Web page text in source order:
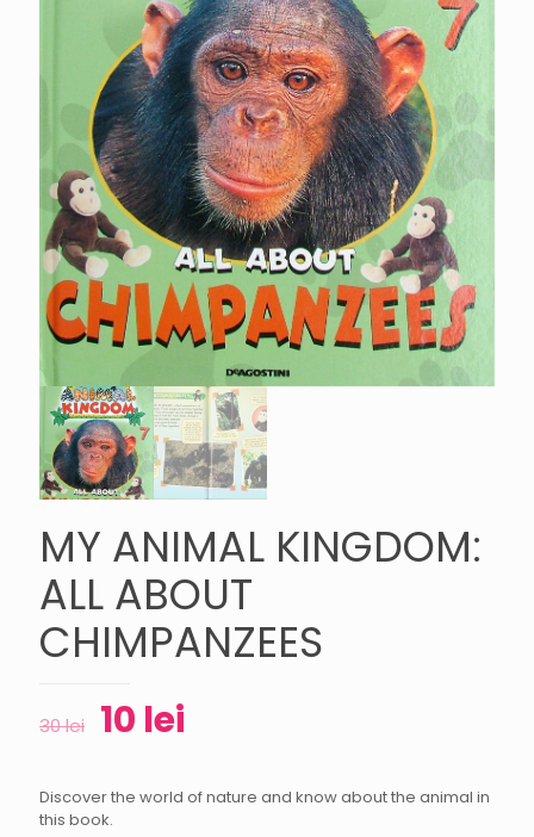
MY ANIMAL KINGDOM:
ALL ABOUT
CHIMPANZEES
30lei 10 lei
Discover the world of nature and know about the animal in
this book.